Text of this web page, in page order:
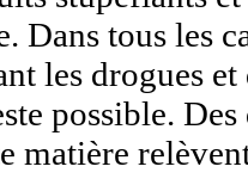
Dans tous les
les drogues
possible.
matière